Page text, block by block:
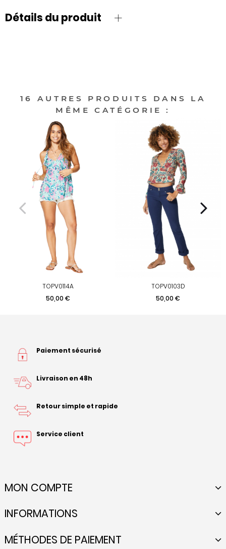
Détails du produit
16 AUTRES PRODUITS DANS LA
MÊME CATÉGORIE :
TOPV0114A
Prix
50,00 €
TOPV0103D
Prix
50,00 €
Paiement sécurisé
Livraison en 48h
Retour simple et rapide
Service client
MON COMPTE
INFORMATIONS
MÉTHODES DE PAIEMENT